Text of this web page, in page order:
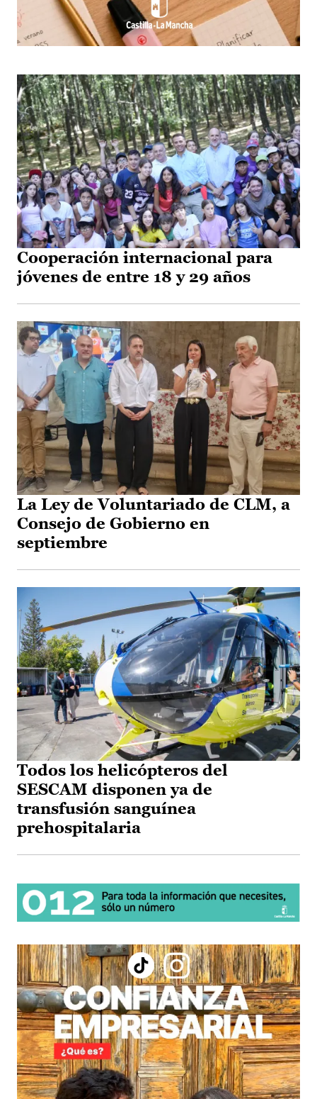
Cooperación internacional para
jóvenes de entre 18 y 29 años
La Ley de Voluntariado de CLM, a
Consejo de Gobierno en
septiembre
Todos los helicópteros del
SESCAM disponen ya de
transfusión sanguínea
prehospitalaria